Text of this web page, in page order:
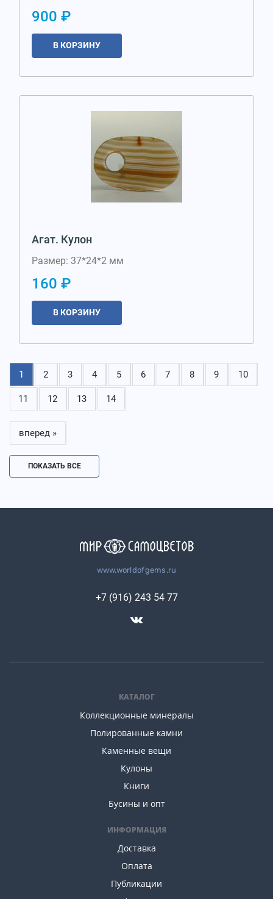
900 ₽
В КОРЗИНУ
Агат. Кулон
Размер: 37*24*2 мм
160 ₽
В КОРЗИНУ
1 2 3 4 5 6 7 8 9 10
11 12 13 14
вперед »
ПОКАЗАТЬ ВСЕ
www.worldofgems.ru
КАТАЛОГ
Коллекционные минералы
Полированные камни
Каменные вещи
Кулоны
Книги
Бусины и опт
ИНФОРМАЦИЯ
Доставка
Оплата
Публикации
+7 (916) 243 54 77